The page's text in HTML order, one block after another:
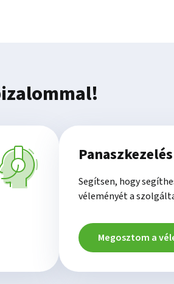
Panaszkezelés
Segítsen, hogy
véleményét a
Megosztom a